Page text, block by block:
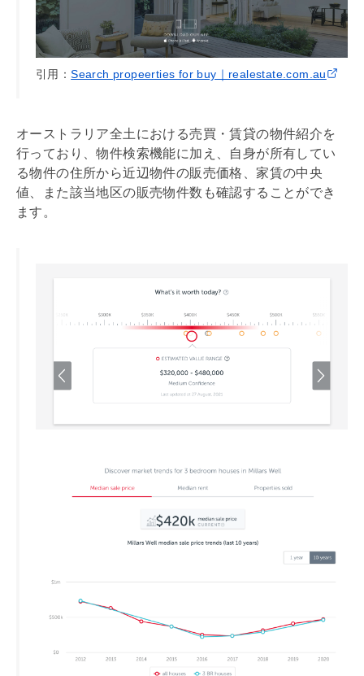
引用：Search propeerties for buy｜realestate.com.au
オーストラリア全土における売買・賃貸の物件紹介を
行っており、物件検索機能に加え、自身が所有してい
る物件の住所から近辺物件の販売価格、家賃の中央
値、また該当地区の販売物件数も確認することができ
ます。